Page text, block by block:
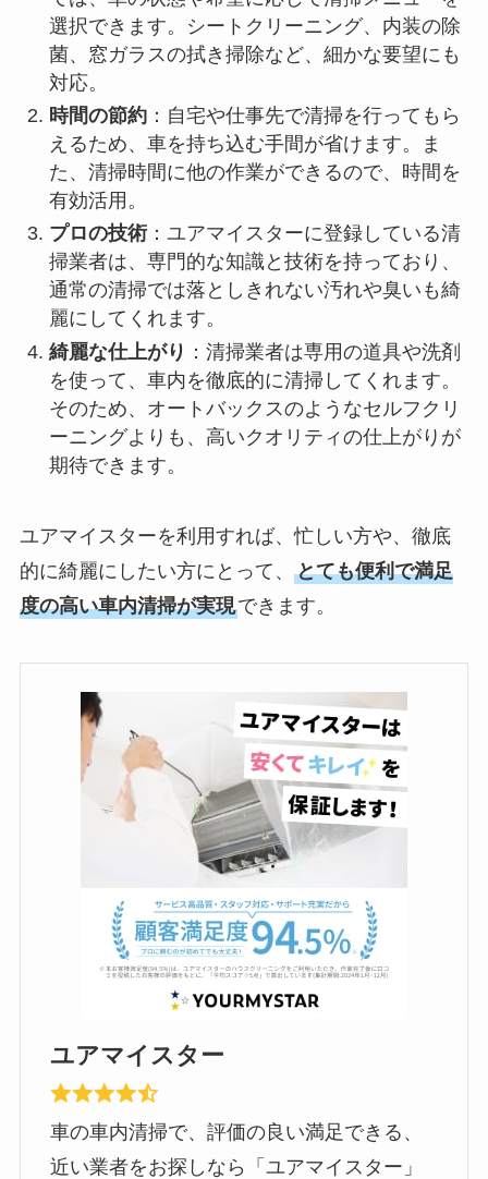
選択できます。シートクリーニング、内装の除
菌、窓ガラスの拭き掃除など、細かな要望にも
対応。
時間の節約：自宅や仕事先で清掃を行ってもら
えるため、車を持ち込む手間が省けます。ま
た、清掃時間に他の作業ができるので、時間を
有効活用。
プロの技術：ユアマイスターに登録している清
掃業者は、専門的な知識と技術を持っており、
通常の清掃では落としきれない汚れや臭いも綺
麗にしてくれます。
綺麗な仕上がり ：清掃業者は専用の道具や洗剤
を使って、車内を徹底的に清掃してくれます。
そのため、オートバックスのようなセルフクリ
ーニングよりも、高いクオリティの仕上がりが
期待できます。
ユアマイスターを利用すれば、忙しい方や、徹底
的に綺麗にしたい方にとって、 とても便利で満足
度の高い車内清掃が実現できます。
ユアマイスター
車の車内清掃で、評価の良い満足できる、
近い業者をお探しなら「ユアマイスター」